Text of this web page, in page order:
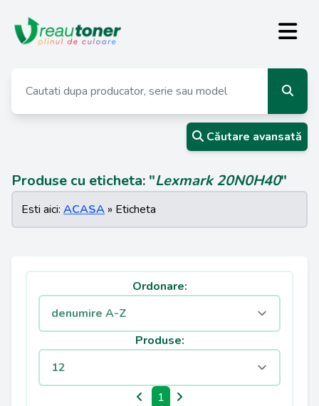
Căutare avansată
Produse cu eticheta: "Lexmark 20N0H40"
Esti aici: ACASA » Eticheta
Ordonare:
Produse:
1